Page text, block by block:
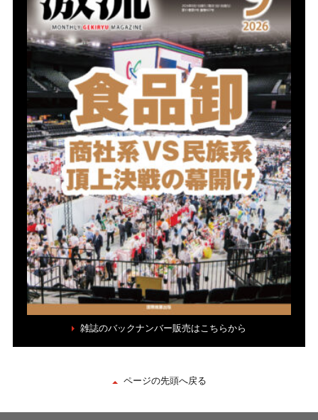
雑誌のバックナンバー販売はこちらから
ページの先頭へ戻る